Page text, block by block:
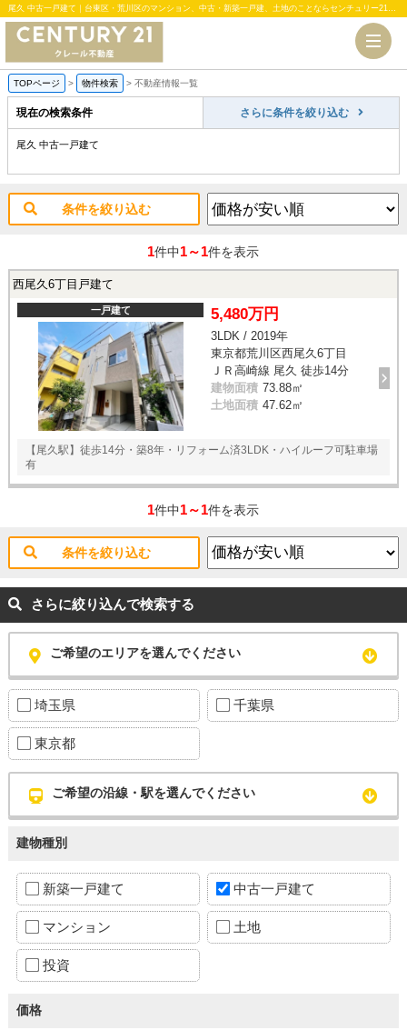
尾久 中古一戸建て｜台東区・荒川区のマンション、中古・新築一戸建、土地のことならセンチュリー21クレール不動産
TOPページ > 物件検索 > 不動産情報一覧
現在の検索条件 さらに条件を絞り込む
尾久 中古一戸建て
条件を絞り込む
1件中1～1件を表示
西尾久6丁目戸建て
一戸建て 5,480万円
3LDK / 2019年
東京都荒川区西尾久6丁目
ＪＲ高崎線 尾久 徒歩14分
建物面積 73.88㎡
土地面積 47.62㎡
【尾久駅】徒歩14分・築8年・リフォーム済3LDK・ハイルーフ可駐車場
有
1件中1～1件を表示
条件を絞り込む
さらに絞り込んで検索する
ご希望のエリアを選んでください
埼玉県 千葉県
東京都
ご希望の沿線・駅を選んでください
建物種別
新築一戸建て 中古一戸建て
マンション 土地
投資
価格